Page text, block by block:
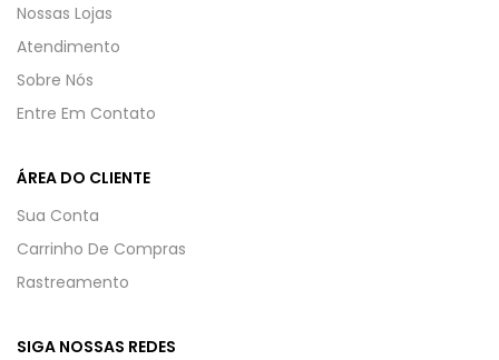
Nossas Lojas
Atendimento
Sobre Nós
Entre Em Contato
ÁREA DO CLIENTE
Sua Conta
Carrinho De Compras
Rastreamento
SIGA NOSSAS REDES